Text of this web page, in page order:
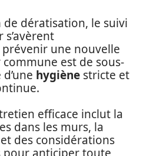
dératisation, le suivi
une nouvelle
est de sous-
hygiène stricte et
efficace inclut la
dans les murs, la
des considérations